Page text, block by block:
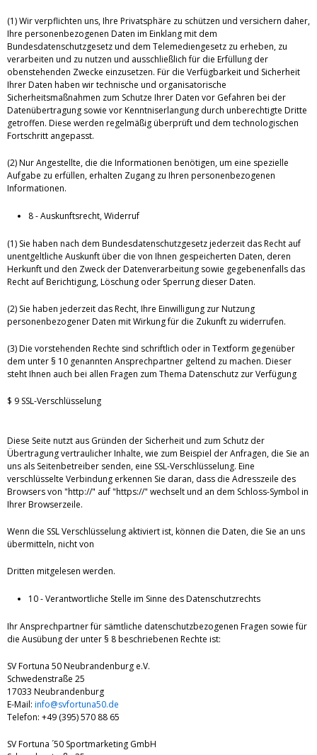
(1) Wir verpflichten uns, Ihre Privatsphäre zu schützen und versichern daher,
Ihre personenbezogenen Daten im Einklang mit dem
Bundesdatenschutzgesetz und dem Telemediengesetz zu erheben, zu
verarbeiten und zu nutzen und ausschließlich für die Erfüllung der
obenstehenden Zwecke einzusetzen. Für die Verfügbarkeit und Sicherheit
Ihrer Daten haben wir technische und organisatorische
Sicherheitsmaßnahmen zum Schutze Ihrer Daten vor Gefahren bei der
Datenübertragung sowie vor Kenntniserlangung durch unberechtigte Dritte
getroffen. Diese werden regelmäßig überprüft und dem technologischen
Fortschritt angepasst.
(2) Nur Angestellte, die die Informationen benötigen, um eine spezielle
Aufgabe zu erfüllen, erhalten Zugang zu Ihren personenbezogenen
Informationen.
8 - Auskunftsrecht, Widerruf
(1) Sie haben nach dem Bundesdatenschutzgesetz jederzeit das Recht auf
unentgeltliche Auskunft über die von Ihnen gespeicherten Daten, deren
Herkunft und den Zweck der Datenverarbeitung sowie gegebenenfalls das
Recht auf Berichtigung, Löschung oder Sperrung dieser Daten.
(2) Sie haben jederzeit das Recht, Ihre Einwilligung zur Nutzung
personenbezogener Daten mit Wirkung für die Zukunft zu widerrufen.
(3) Die vorstehenden Rechte sind schriftlich oder in Textform gegenüber
dem unter § 10 genannten Ansprechpartner geltend zu machen. Dieser
steht Ihnen auch bei allen Fragen zum Thema Datenschutz zur Verfügung
$ 9 SSL-Verschlüsselung
Diese Seite nutzt aus Gründen der Sicherheit und zum Schutz der
Übertragung vertraulicher Inhalte, wie zum Beispiel der Anfragen, die Sie an
uns als Seitenbetreiber senden, eine SSL-Verschlüsselung. Eine
verschlüsselte Verbindung erkennen Sie daran, dass die Adresszeile des
Browsers von "http://" auf "https://" wechselt und an dem Schloss-Symbol in
Ihrer Browserzeile.
Wenn die SSL Verschlüsselung aktiviert ist, können die Daten, die Sie an uns
übermitteln, nicht von
Dritten mitgelesen werden.
10 - Verantwortliche Stelle im Sinne des Datenschutzrechts
Ihr Ansprechpartner für sämtliche datenschutzbezogenen Fragen sowie für
die Ausübung der unter § 8 beschriebenen Rechte ist:
SV Fortuna 50 Neubrandenburg e.V.
Schwedenstraße 25
17033 Neubrandenburg
E-Mail: info@svfortuna50.de
Telefon: +49 (395) 570 88 65
SV Fortuna ´50 Sportmarketing GmbH